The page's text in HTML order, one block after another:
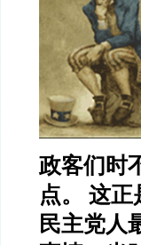
政客们时
点。 这正
民主党人